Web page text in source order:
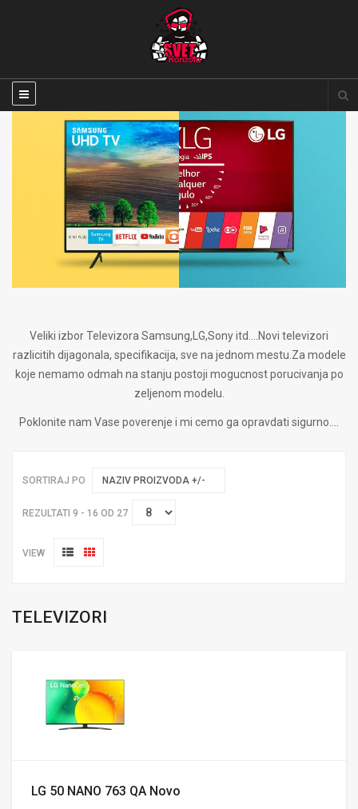
Veliki izbor Televizora Samsung,LG,Sony itd....Novi televizori
razlicitih dijagonala, specifikacija, sve na jednom mestu.Za modele
koje nemamo odmah na stanju postoji mogucnost porucivanja po
zeljenom modelu.
Poklonite nam Vase poverenje i mi cemo ga opravdati sigurno....
SORTIRAJ PO NAZIV PROIZVODA +/-
REZULTATI 9 - 16 OD 27
VIEW
TELEVIZORI
LG 50 NANO 763 QA Novo